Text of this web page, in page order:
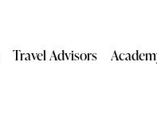
Travel Advisors